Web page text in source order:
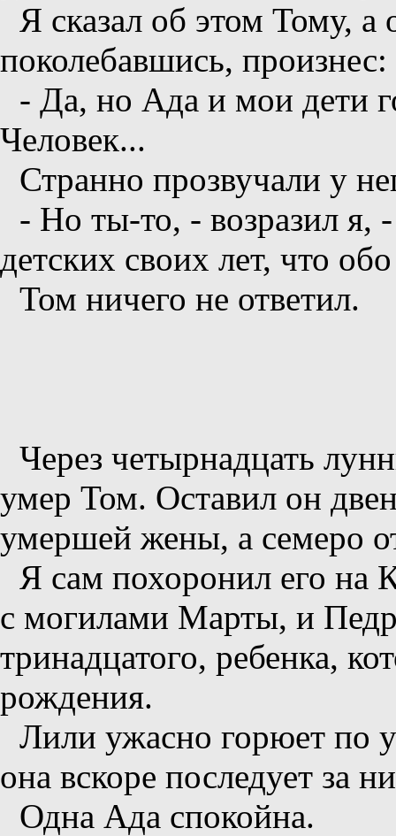
Я сказал об этом Тому, а
поколебавшись, произнес:
- Да, но Ада и мои дети
Человек...
Странно прозвучали у
- Но ты-то, - возразил я,
детских своих лет, что
Том ничего не ответил.
Через четырнадцать
умер Том. Оставил он
умершей жены, а семеро
Я сам похоронил его на
с могилами Марты, и
тринадцатого, ребенка,
рождения.
Лили ужасно горюет по
она вскоре последует за
Одна Ада спокойна.